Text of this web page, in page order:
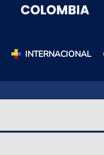
INTERNACIONAL